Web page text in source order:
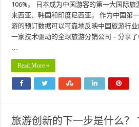
106%。 日本成为中国游客的第一大国际
来西亚、韩国和印度尼西亚。 作为中国第
游的预订数据可以可靠地反映中国旅游行
一家技术驱动的全球旅游分销公司 – 分享
…
Read More »
旅游创新的下一步是什么？